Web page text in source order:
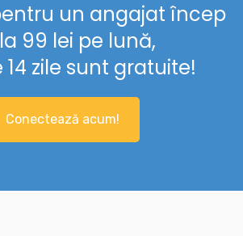
un angajat încep
99 lei pe lună,
zile sunt gratuite!
Conectează acum!